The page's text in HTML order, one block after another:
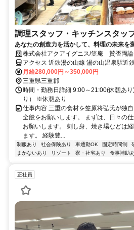
調理スタッフ・キッチンスタッ
あなたの創造力を活かして、料理の未来を
一緒に新しい味を創り出しましょう！
株式会社アクアイグニス/笠庵 賛否両論
アクセス 近鉄湯の山線 湯の山温泉駅近
月給280,000円～350,000円
三重県三重郡
時間・勤務日詳細 9:00～21:00(休憩あ
り） ※休憩あり
仕事内容 三重の食材を笠原将弘氏が独
全般をお願いします。 まずは、日々の
お願いします。 刺し身、焼き場などは
ます。 経験豊...
制服あり 社会保険あり 車通勤OK 固定時間制
まかないあり
リゾート 寮・社宅あり 食事補助
正社員